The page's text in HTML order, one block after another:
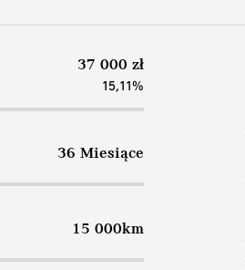
37 000 zł
15,11%
36 Miesiące
15 000km